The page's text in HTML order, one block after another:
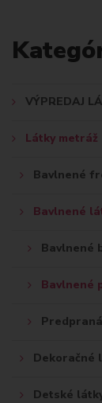
D
VÝPREDAJ
Látky metráž
Bavlnené
Bavlnené
Bavlnené
Bavlnené
Dekoračné
Detské